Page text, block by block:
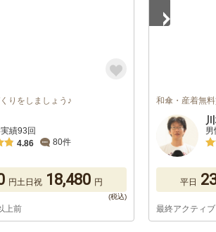
りをしましょう♪
績93回
4.86
80件
円土日祝 18,480 円
上前
和傘・産着無
平日
最終アクティ